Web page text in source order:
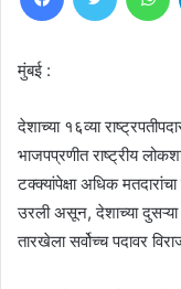
मुंबई :
देशाच्या १६व्या
भाजपप्रणीत राष्ट्रीय
टक्क्यांपेक्षा अधिक
उरली असून, देशाच्या दुसऱ्या
तारखेला सर्वोच्च पदावर